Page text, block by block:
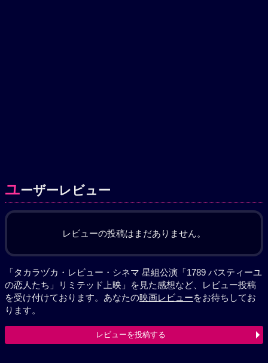
ユーザーレビュー
レビューの投稿はまだありません。
「タカラヅカ・レビュー・シネマ 星組公演「1789 バスティーユ
の恋人たち」リミテッド上映」を見た感想など、レビュー投稿
を受け付けております。あなたの映画レビューをお待ちしてお
ります。
レビューを投稿する